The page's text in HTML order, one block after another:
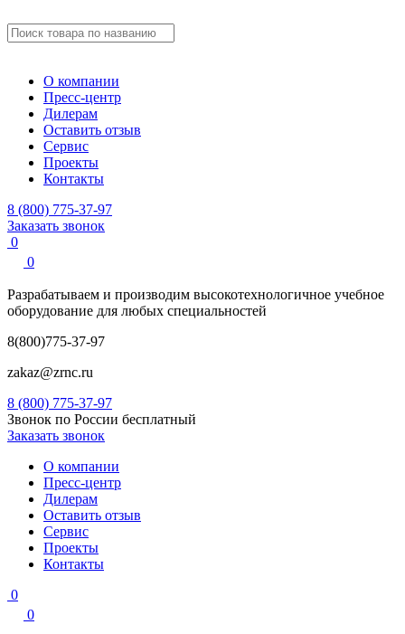
О компании
Пресс-центр
Дилерам
Оставить отзыв
Сервис
Проекты
Контакты
8 (800) 775-37-97
Заказать звонок
0
0
Разрабатываем и производим высокотехнологичное учебное
оборудование для любых специальностей
8(800)775-37-97
zakaz@zrnc.ru
8 (800) 775-37-97
Звонок по России бесплатный
Заказать звонок
О компании
Пресс-центр
Дилерам
Оставить отзыв
Сервис
Проекты
Контакты
0
0